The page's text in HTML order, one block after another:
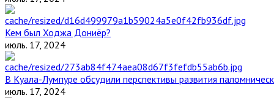
Кем был Ходжа Дониёр?
июль. 17, 2024
В Куала-Лумпуре обсудили перспективы развития
июль. 17, 2024